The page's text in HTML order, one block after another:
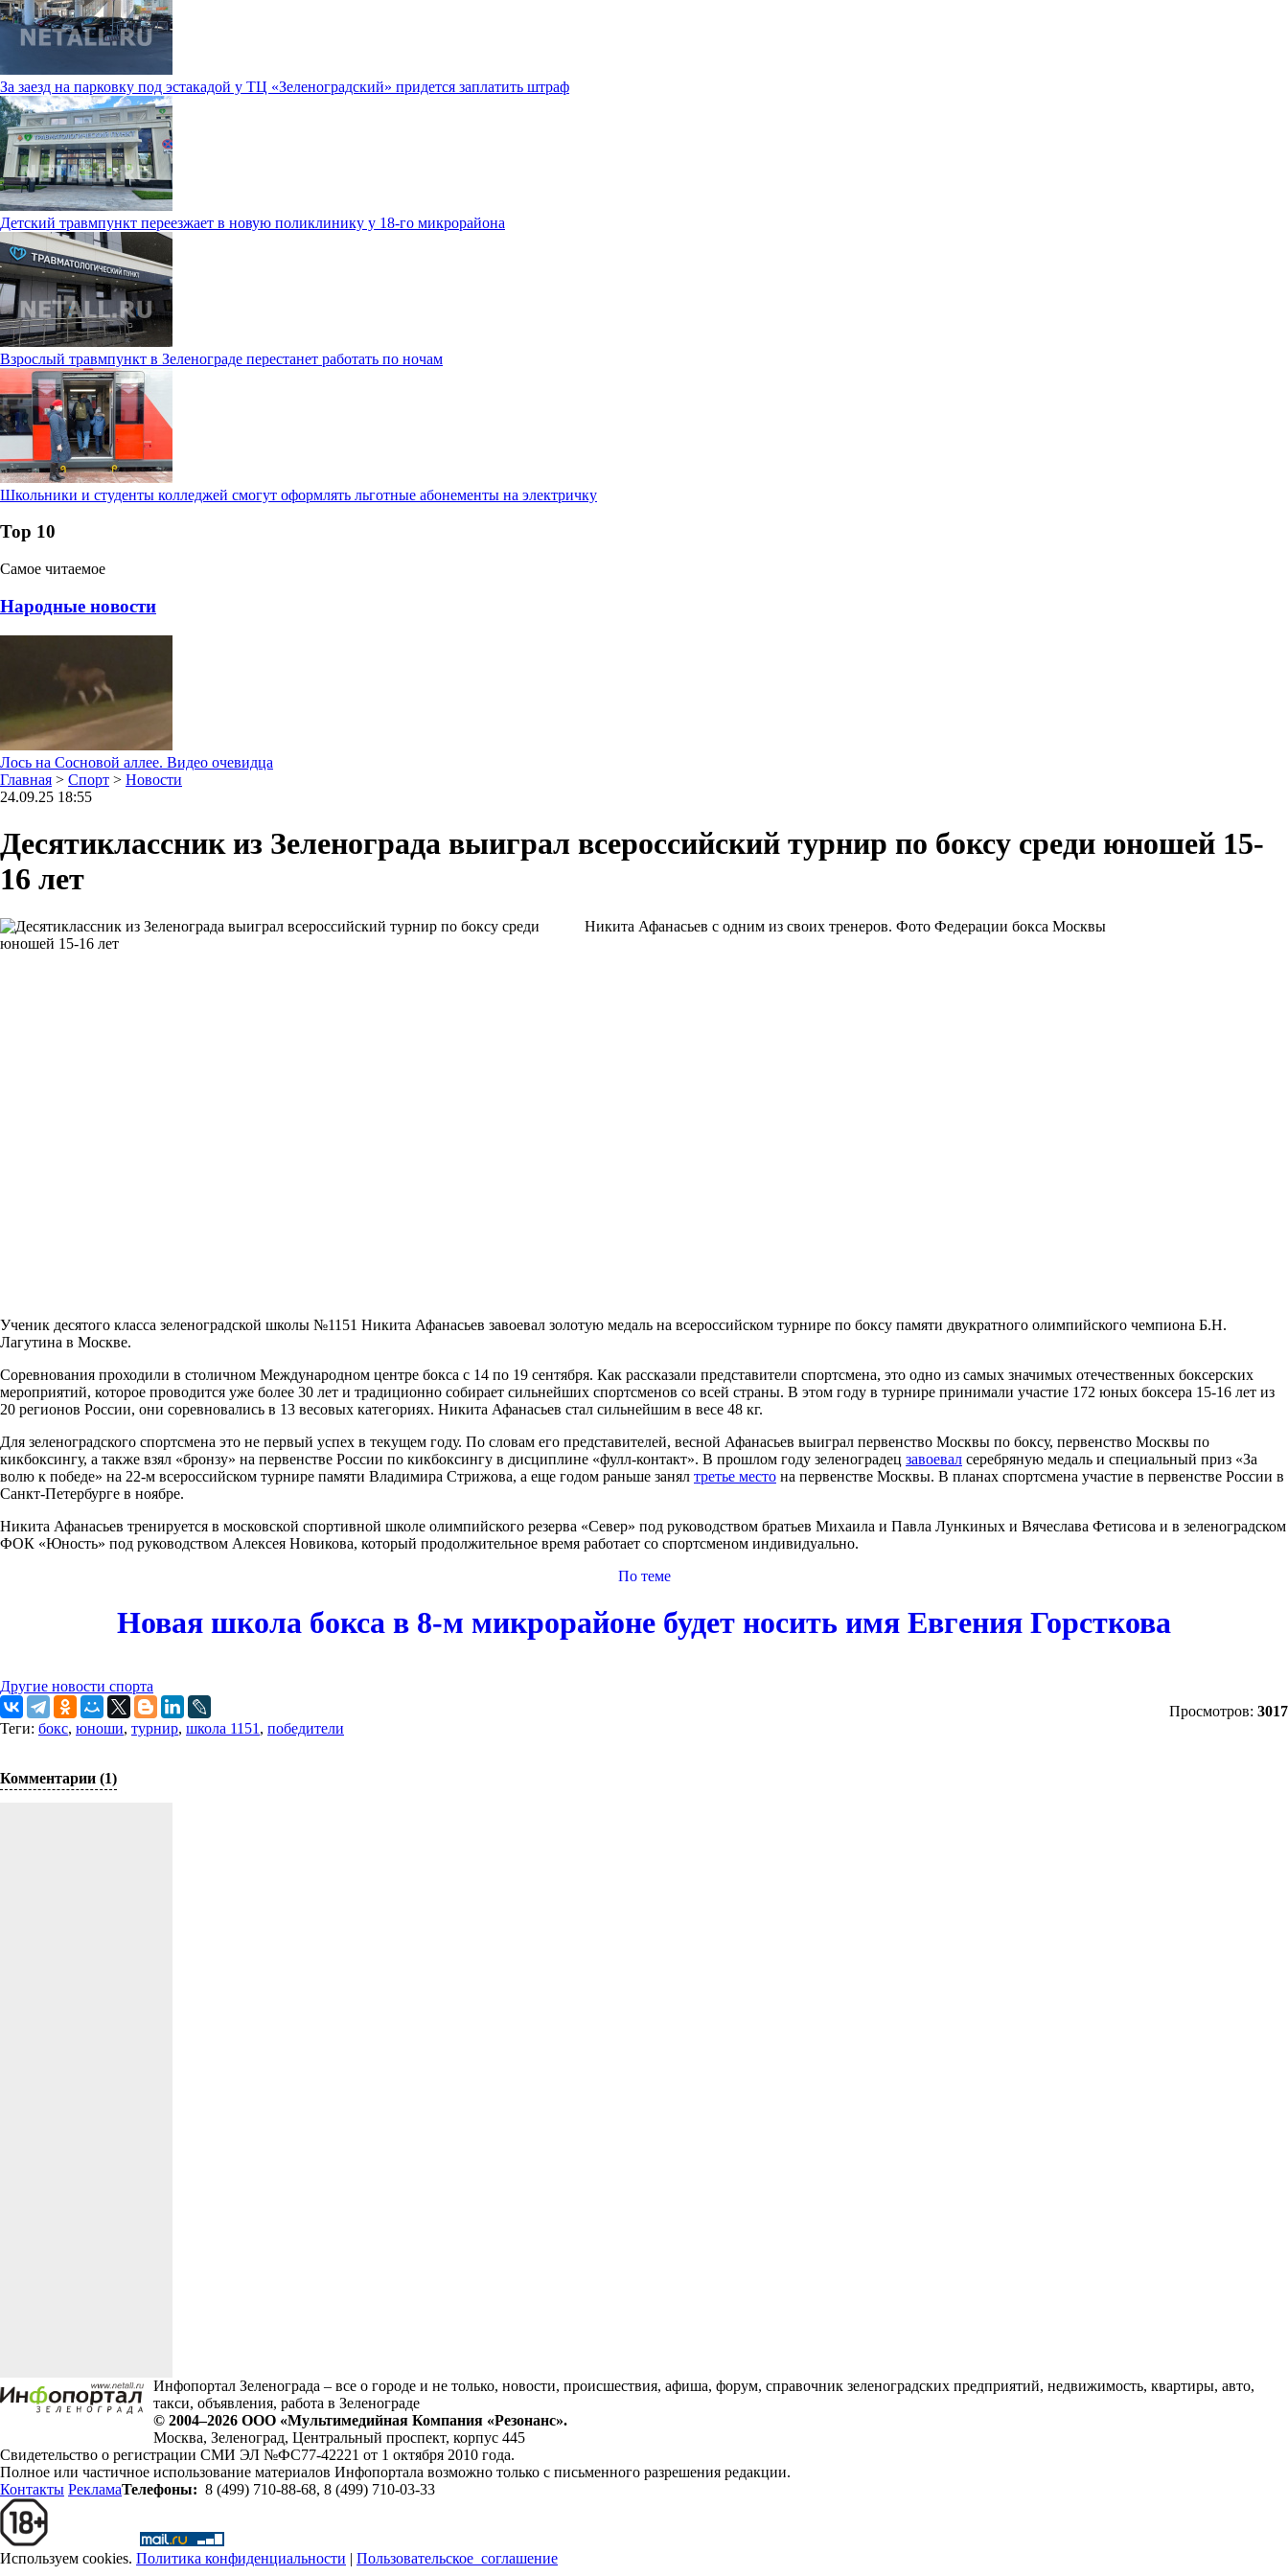
За заезд на парковку под эстакадой у ТЦ «Зеленоградский» придется заплатить штраф
Детский травмпункт переезжает в новую поликлинику у 18-го микрорайона
Взрослый травмпункт в Зеленограде перестанет работать по ночам
Школьники и студенты колледжей смогут оформлять льготные абонементы на электричку
Тор 10
Самое читаемое
Народные новости
Лось на Сосновой аллее. Видео очевидца
Главная > Спорт > Новости
24.09.25 18:55
Десятиклассник из Зеленограда выиграл всероссийский турнир по боксу среди юношей 15-
16 лет
Никита Афанасьев с одним из своих тренеров. Фото Федерации бокса Москвы
Ученик десятого класса зеленоградской школы №1151 Никита Афанасьев завоевал золотую медаль на всероссийском турнире по боксу памяти двукратного олимпийского чемпиона Б.Н.
Лагутина в Москве.
Соревнования проходили в столичном Международном центре бокса с 14 по 19 сентября. Как рассказали представители спортсмена, это одно из самых значимых отечественных боксерских
мероприятий, которое проводится уже более 30 лет и традиционно собирает сильнейших спортсменов со всей страны. В этом году в турнире принимали участие 172 юных боксера 15-16 лет из
20 регионов России, они соревновались в 13 весовых категориях. Никита Афанасьев стал сильнейшим в весе 48 кг.
Для зеленоградского спортсмена это не первый успех в текущем году. По словам его представителей, весной Афанасьев выиграл первенство Москвы по боксу, первенство Москвы по
кикбоксингу, а также взял «бронзу» на первенстве России по кикбоксингу в дисциплине «фулл-контакт». В прошлом году зеленоградец завоевал серебряную медаль и специальный приз «За
волю к победе» на 22-м всероссийском турнире памяти Владимира Стрижова, а еще годом раньше занял третье место на первенстве Москвы. В планах спортсмена участие в первенстве России в
Санкт-Петербурге в ноябре.
Никита Афанасьев тренируется в московской спортивной школе олимпийского резерва «Север» под руководством братьев Михаила и Павла Лункиных и Вячеслава Фетисова и в зеленоградском
ФОК «Юность» под руководством Алексея Новикова, который продолжительное время работает со спортсменом индивидуально.
По теме
Новая школа бокса в 8-м микрорайоне будет носить имя Евгения Горсткова
Другие новости спорта
Просмотров: 3017
Теги: бокс, юноши, турнир, школа 1151 , победители
Комментарии (1)
Инфопортал Зеленограда – все о городе и не только, новости, происшествия, афиша, форум, справочник зеленоградских предприятий, недвижимость, квартиры, авто,
такси, объявления, работа в Зеленограде
© 2004–2026 ООО «Мультимедийная Компания «Резонанс».
Москва, Зеленоград, Центральный проспект, корпус 445
Свидетельство о регистрации СМИ ЭЛ №ФС77-42221 от 1 октября 2010 года.
Полное или частичное использование материалов Инфопортала возможно только с письменного разрешения редакции.
Контакты РекламаТелефоны: 8 (499) 710-88-68, 8 (499) 710-03-33
Используем cookies. Политика конфиденциальности | Пользовательское_соглашение